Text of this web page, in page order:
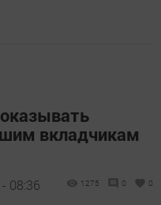
вкладчикам
08:36 1275 0 0